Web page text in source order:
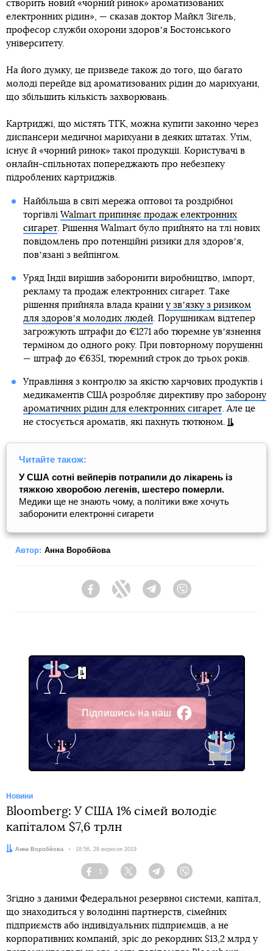
створить новий «чорний ринок» ароматизованих
електронних рідин», — сказав доктор Майкл Зігель,
професор служби охорони здоровʼя Бостонського
університету.
На його думку, це призведе також до того, що багато
молоді перейде від ароматизованих рідин до марихуани,
що збільшить кількість захворювань.
Картриджі, що містять ТГК, можна купити законно через
диспансери медичної марихуани в деяких штатах. Утім,
існує й «чорний ринок» такої продукції. Користувачі в
онлайн-спільнотах попереджають про небезпеку
підроблених картриджів.
Найбільша в світі мережа оптової та роздрібної
торгівлі Walmart припиняє продаж електронних
сигарет. Рішення Walmart було прийнято на тлі нових
повідомлень про потенційні ризики для здоровʼя,
повʼязані з вейпінгом.
Уряд Індії вирішив заборонити виробництво, імпорт,
рекламу та продаж електронних сигарет. Таке
рішення прийняла влада країни у звʼязку з ризиком
для здоровʼя молодих людей. Порушникам відтепер
загрожують штрафи до €1271 або тюремне увʼязнення
терміном до одного року. При повторному порушенні
— штраф до €6351, тюремний строк до трьох років.
Управління з контролю за якістю харчових продуктів і
медикаментів США розробляє директиву про заборону
ароматичних рідин для електронних сигарет. Але це
не стосується ароматів, які пахнуть тютюном.
Читайте також:
У США сотні вейперів потрапили до лікарень із
тяжкою хворобою легенів, шестеро померли.
Медики ще не знають чому, а політики вже хочуть
заборонити електронні сигарети
Автор: Анна Воробйова
FacebookTwitter Telegram
Підпишись на наш
Facebook
Новини
Bloomberg: У США 1% сімей володіє
капіталом $7,6 трлн
Автор:
Анна Воробйова Дата:
18:56, 28 вересня 2019
Facebook
1
Twitter TelegramViber
Згідно з даними Федеральної резервної системи, капітал,
що знаходиться у володінні партнерств, сімейних
підприємств або індивідуальних підприємців, а не
корпоративних компаній, зріс до рекордних $13,2 млрд у